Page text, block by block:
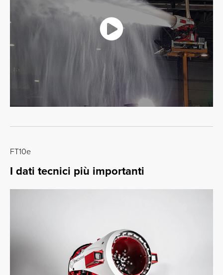
I dati tecnici più importanti
FT10e